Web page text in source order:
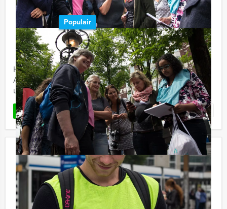
Wie is de Rat in Arnhem
Populair
Vanaf€ 22,50 p.p. excl. BTW
Vanaf 12 personen ‐ 3 uur en 30 minuten
Holland Tour Guides bouwt tijdens de Wie is de Rat in
Arnhem van uw groep een hecht team en laat u allerlei
uitdagende opdrachten doen.
LEES MEER Favoriet
Jongens tegen de Meisjes Almere
Vanaf€ 27,50 p.p. excl. BTW
Vanaf 12 personen ‐ 2 uur